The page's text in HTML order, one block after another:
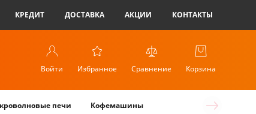
КРЕДИТ ДОСТАВКА АКЦИИ КОНТАКТЫ
Войти
Избранное Сравнение Корзина
печи Кофемашины